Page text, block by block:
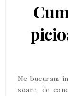
Ne bucuram
soare, de